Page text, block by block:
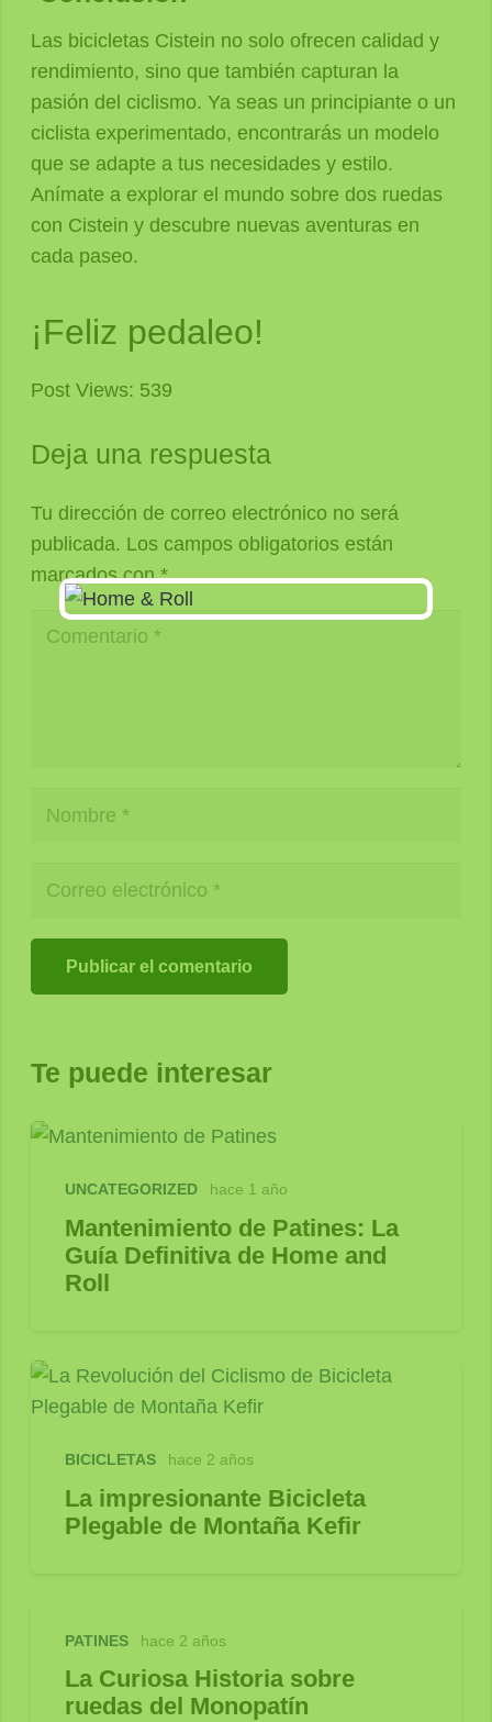
Las bicicletas Cistein no solo ofrecen calidad y
rendimiento, sino que también capturan la
pasión del ciclismo. Ya seas un principiante o un
ciclista experimentado, encontrarás un modelo
que se adapte a tus necesidades y estilo.
Anímate a explorar el mundo sobre dos ruedas
con Cistein y descubre nuevas aventuras en
cada paseo.
¡Feliz pedaleo!
Post Views: 539
Deja una respuesta
Tu dirección de correo electrónico no será
publicada. Los campos obligatorios están
marcados con*
Publicar el comentario
Te puede interesar
UNCATEGORIZED hace 1 año
Mantenimiento de Patines: La
Guía Definitiva de Home and
Roll
BICICLETAS hace 2 años
La impresionante Bicicleta
Plegable de Montaña Kefir
PATINES hace 2 años
La Curiosa Historia sobre
ruedas del Monopatín